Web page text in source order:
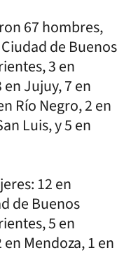
67 hombres,
de Buenos
3 en
Jujuy, 7 en
Río Negro, 2 en
Luis, y 5 en
12 en
de Buenos
5 en
Mendoza, 1 en